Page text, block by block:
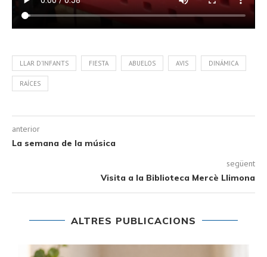
LLAR D'INFANTS FIESTA ABUELOS AVIS DINÁMICA
RAÍCES
anterior
La semana de la música
següent
Visita a la Biblioteca Mercè Llimona
ALTRES PUBLICACIONS